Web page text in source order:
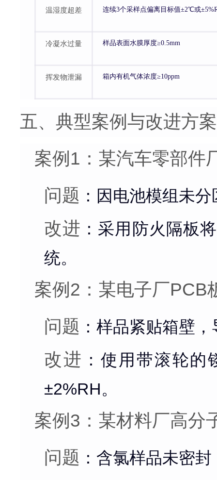
温湿度超差 连续3个采样点偏离目标值±2℃或
冷凝水过量 样品表面水膜厚度≥0.5mm
挥发物泄漏 箱内有机气体浓度≥10ppm
五、典型案例与改进方案
案例1：某汽车零部件
问题 ：因电池模组未
改进 ：采用防火隔板
统。
案例2：某电子厂PCB
问题 ：样品紧贴箱壁
改进 ：使用带滚轮
±2%RH。
案例3：某材料厂高分
问题 ：含氯样品未密